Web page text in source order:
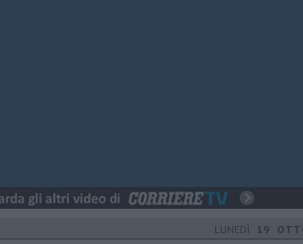
LUNEDÌ 19